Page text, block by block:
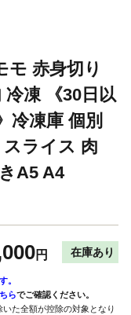
モ 赤身切り
凍 《30日以
冷凍庫 個別
ライス 肉
A5 A4
円 在庫あり
。
らでご確認ください。
た全額が控除の対象となり